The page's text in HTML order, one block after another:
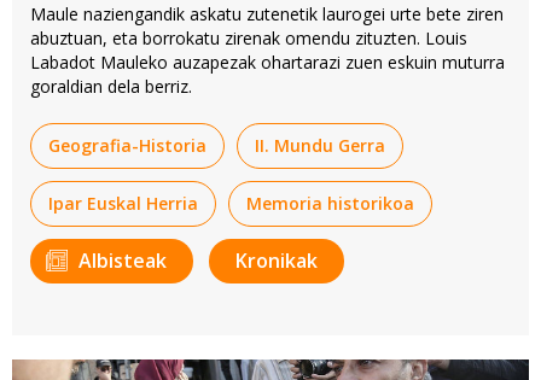
Maule naziengandik askatu zutenetik laurogei urte bete ziren
abuztuan, eta borrokatu zirenak omendu zituzten. Louis
Labadot Mauleko auzapezak ohartarazi zuen eskuin muturra
goraldian dela berriz.
Geografia-Historia II. Mundu Gerra
Ipar Euskal Herria Memoria historikoa
Albisteak Kronikak